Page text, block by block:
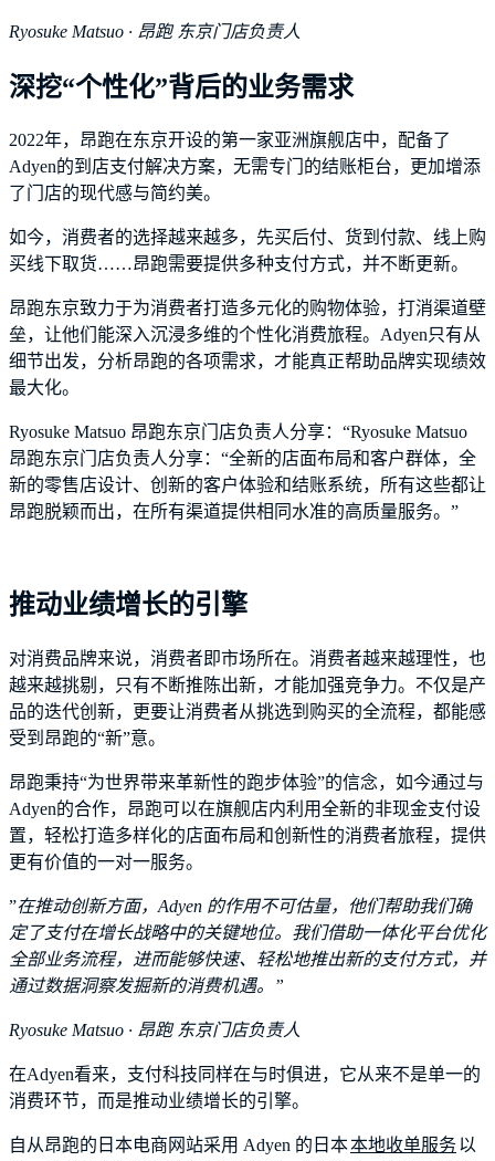
Ryosuke Matsuo · 昂跑 东京门店负责人
深挖“个性化”背后的业务需求
2022年，昂跑在东京开设的第一家亚洲旗舰店中，配备了
Adyen的到店支付解决方案，无需专门的结账柜台，更加增添
了门店的现代感与简约美。
如今，消费者的选择越来越多，先买后付、货到付款、线上购
买线下取货……昂跑需要提供多种支付方式，并不断更新。
昂跑东京致力于为消费者打造多元化的购物体验，打消渠道壁
垒，让他们能深入沉浸多维的个性化消费旅程。Adyen只有从
细节出发，分析昂跑的各项需求，才能真正帮助品牌实现绩效
最大化。
Ryosuke Matsuo 昂跑东京门店负责人分享：“Ryosuke Matsuo
昂跑东京门店负责人分享：“全新的店面布局和客户群体，全
新的零售店设计、创新的客户体验和结账系统，所有这些都让
昂跑脱颖而出，在所有渠道提供相同水准的高质量服务。”
推动业绩增长的引擎
对消费品牌来说，消费者即市场所在。消费者越来越理性，也
越来越挑剔，只有不断推陈出新，才能加强竞争力。不仅是产
品的迭代创新，更要让消费者从挑选到购买的全流程，都能感
受到昂跑的“新”意。
昂跑秉持“为世界带来革新性的跑步体验”的信念，如今通过与
Adyen的合作，昂跑可以在旗舰店内利用全新的非现金支付设
置，轻松打造多样化的店面布局和创新性的消费者旅程，提供
更有价值的一对一服务。
”在推动创新方面，Adyen 的作用不可估量，他们帮助我们确
定了支付在增长战略中的关键地位。我们借助一体化平台优化
全部业务流程，进而能够快速、轻松地推出新的支付方式，并
通过数据洞察发掘新的消费机遇。”
Ryosuke Matsuo · 昂跑 东京门店负责人
在Adyen看来，支付科技同样在与时俱进，它从来不是单一的
消费环节，而是推动业绩增长的引擎。
自从昂跑的日本电商网站采用 Adyen 的日本本地收单服务以